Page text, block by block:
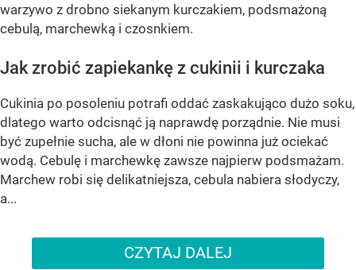
warzywo z drobno siekanym kurczakiem, podsmażoną
cebulą, marchewką i czosnkiem.
Jak zrobić zapiekankę z cukinii i kurczaka
Cukinia po posoleniu potrafi oddać zaskakująco dużo soku,
dlatego warto odcisnąć ją naprawdę porządnie. Nie musi
być zupełnie sucha, ale w dłoni nie powinna już ociekać
wodą. Cebulę i marchewkę zawsze najpierw podsmażam.
Marchew robi się delikatniejsza, cebula nabiera słodyczy,
a...
CZYTAJ DALEJ